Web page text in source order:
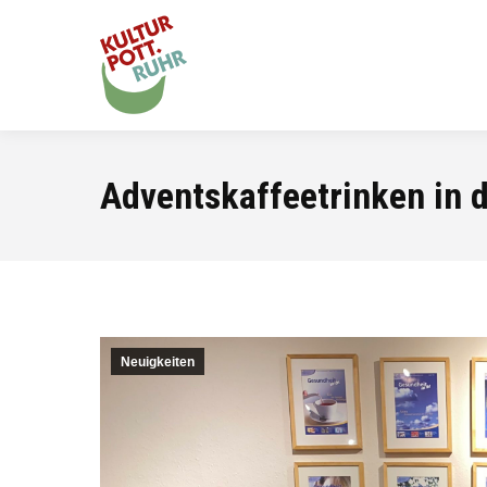
Adventskaffeetrinken in
Neuigkeiten